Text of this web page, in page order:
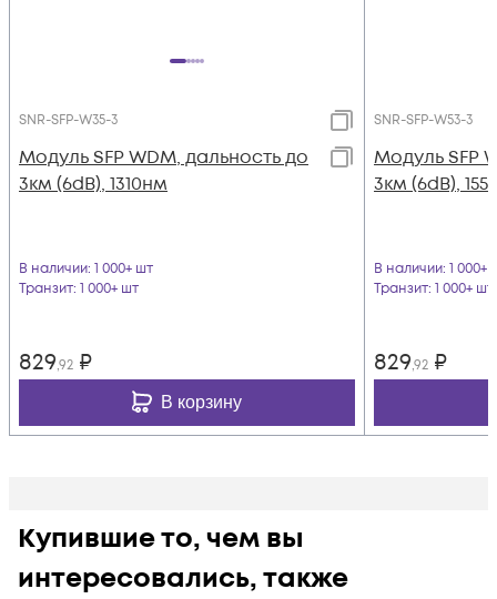
SNR-SFP-W35-3
Модуль SFP WDM, дальность до
3км (6dB), 1310нм
В наличии: 1 000+ шт
Транзит: 1 000+ шт
829,92 ₽
В корзину
SNR-SFP-W53-3
Модуль SFP
3км (6dB),
В наличии: 1 000+
Транзит: 1 000+ шт
829,92 ₽
Купившие то, чем вы
интересовались, также